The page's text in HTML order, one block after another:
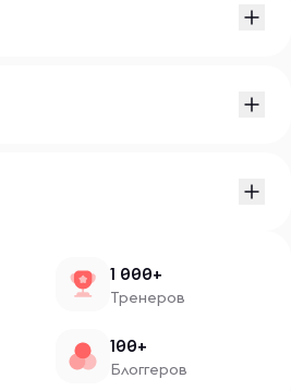
1 000+
Тренеров
100+
Блоггеров